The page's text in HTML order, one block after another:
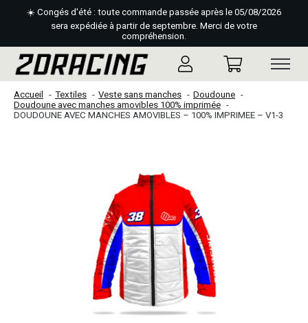
☀️ Congés d'été : toute commande passée après le 05/08/2026
sera expédiée à partir de septembre. Merci de votre
compréhension.
Accueil Textiles Veste sans manches
Doudoune
Doudoune avec manches amovibles 100% imprimée
DOUDOUNE AVEC MANCHES AMOVIBLES – 100% IMPRIMEE – V1-3